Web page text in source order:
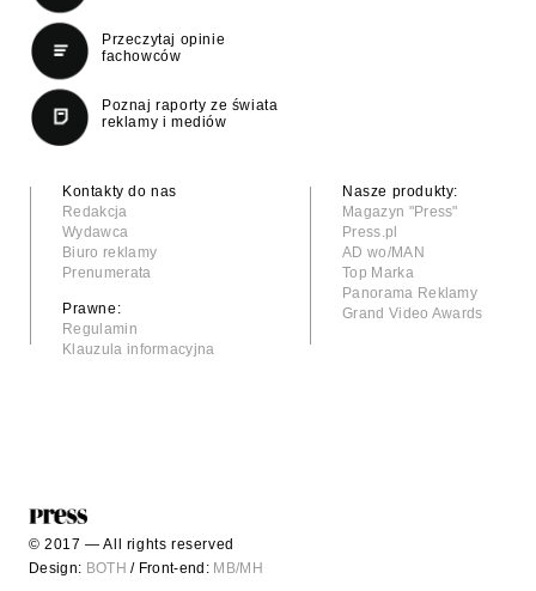
Przeczytaj opinie
fachowców
Poznaj raporty ze świata
reklamy i mediów
Kontakty do nas
Redakcja
Wydawca
Biuro reklamy
Prenumerata
Prawne:
Regulamin
Klauzula informacyjna
Nasze produkty:
Magazyn "Press"
Press.pl
AD wo/MAN
Top Marka
Panorama Reklamy
Grand Video Awards
Design: BOTH / Front-end: MB/MH
© 2017 — All rights reserved